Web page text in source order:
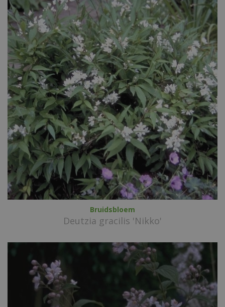
Bruidsbloem
Deutzia gracilis 'Nikko'